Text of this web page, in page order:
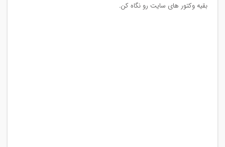
بقیه وکتور های سایت رو نگاه کن.